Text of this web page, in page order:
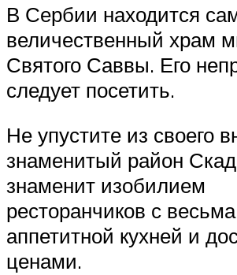
В Сербии находится
величественный храм
Святого Саввы. Его
следует посетить.
Не упустите из своего
знаменитый район
знаменит изобилием
ресторанчиков с весьма
аппетитной кухней и
ценами.